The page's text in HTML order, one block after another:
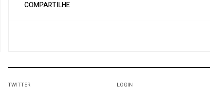
COMPARTILHE
TWITTER LOGIN